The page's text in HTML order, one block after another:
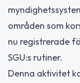
områden som
nu registrerade
SGU:s rutiner.
Denna aktivitet